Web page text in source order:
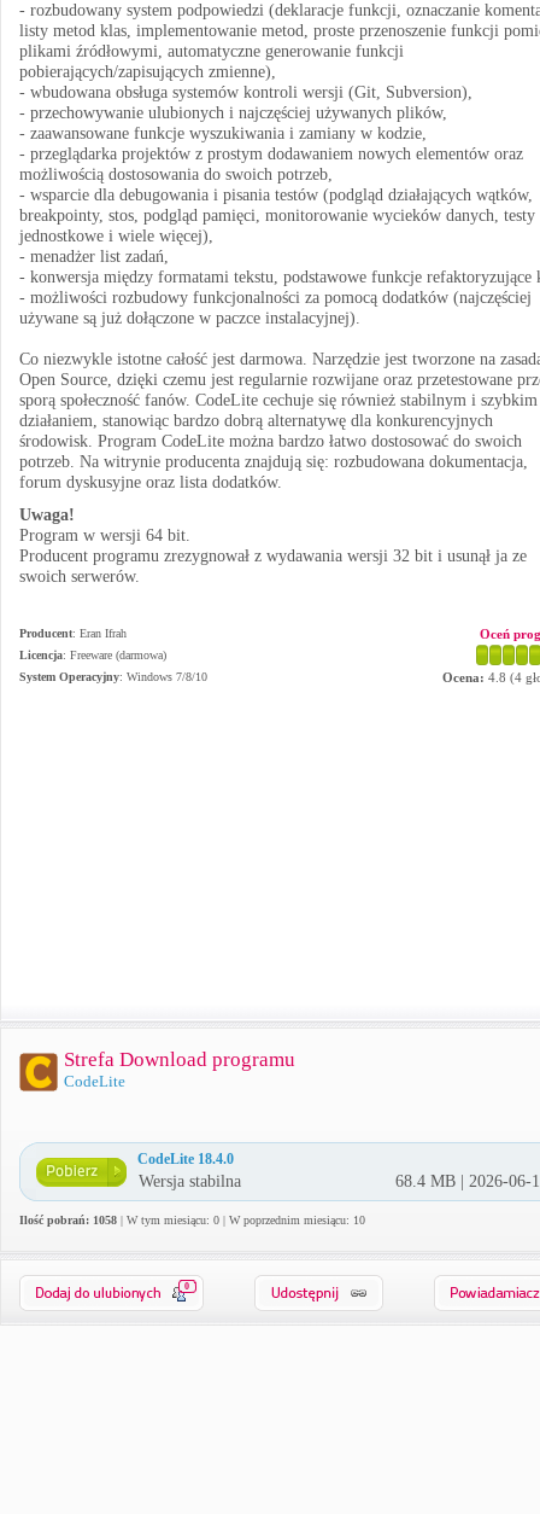
- rozbudowany system podpowiedzi (deklaracje funkcji, oznaczanie
listy metod klas, implementowanie metod, proste przenoszenie funkcji
plikami źródłowymi, automatyczne generowanie funkcji
pobierających/zapisujących zmienne),
- wbudowana obsługa systemów kontroli wersji (Git, Subversion),
- przechowywanie ulubionych i najczęściej używanych plików,
- zaawansowane funkcje wyszukiwania i zamiany w kodzie,
- przeglądarka projektów z prostym dodawaniem nowych elementów oraz
możliwością dostosowania do swoich potrzeb,
- wsparcie dla debugowania i pisania testów (podgląd działających wątków,
breakpointy, stos, podgląd pamięci, monitorowanie wycieków danych, testy
jednostkowe i wiele więcej),
- menadżer list zadań,
- konwersja między formatami tekstu, podstawowe funkcje refaktoryzujące
- możliwości rozbudowy funkcjonalności za pomocą dodatków (najczęściej
używane są już dołączone w paczce instalacyjnej).
Co niezwykle istotne całość jest darmowa. Narzędzie jest tworzone na
Open Source, dzięki czemu jest regularnie rozwijane oraz przetestowane
sporą społeczność fanów. CodeLite cechuje się również stabilnym i szybkim
działaniem, stanowiąc bardzo dobrą alternatywę dla konkurencyjnych
środowisk. Program CodeLite można bardzo łatwo dostosować do swoich
potrzeb. Na witrynie producenta znajdują się: rozbudowana dokumentacja,
forum dyskusyjne oraz lista dodatków.
Uwaga!
Program w wersji 64 bit.
Producent programu zrezygnował z wydawania wersji 32 bit i usunął ja ze
swoich serwerów.
Producent: Eran Ifrah
Licencja: Freeware (darmowa)
System Operacyjny: Windows 7/8/10
Oceń
Ocena: 4.8 (4
Strefa Download programu
CodeLite
CodeLite 18.4.0
Wersja stabilna 68.4 MB | 2026-06-
Ilość pobrań: 1058 | W tym miesiącu: 0 | W poprzednim miesiącu: 10
0